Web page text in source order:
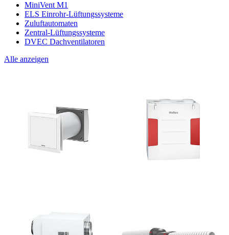
MiniVent M1
ELS Einrohr-Lüftungssysteme
Zuluftautomaten
Zentral-Lüftungssysteme
DVEC Dachventilatoren
Alle anzeigen